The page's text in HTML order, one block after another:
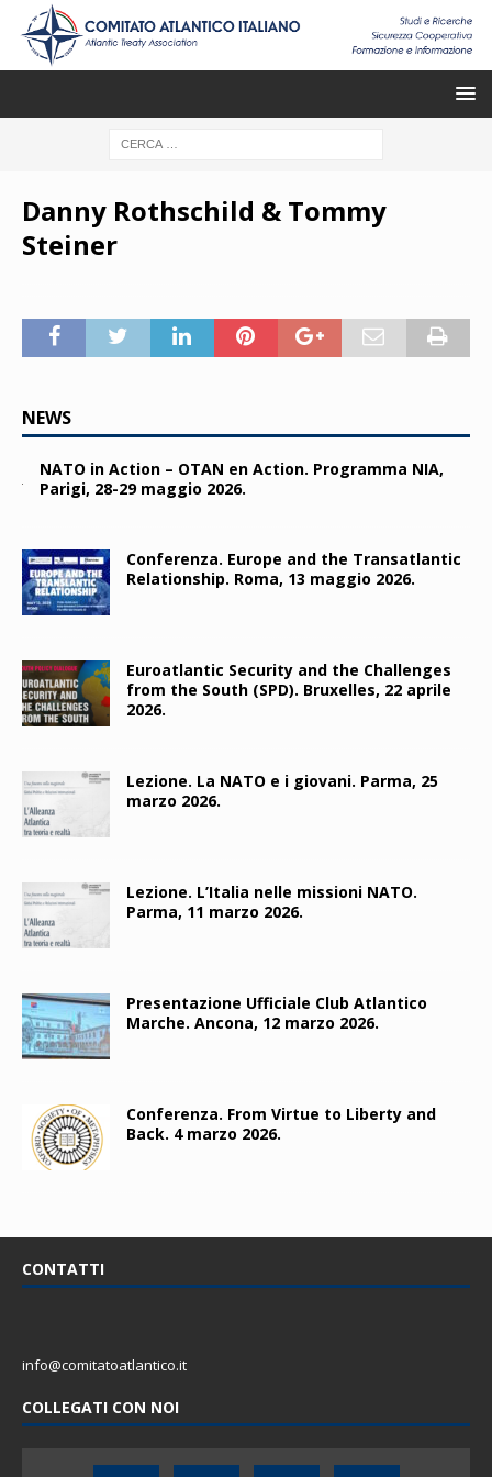
Danny Rothschild & Tommy
Steiner
NEWS
NATO in Action – OTAN en Action. Programma NIA,
Parigi, 28-29 maggio 2026.
Conferenza. Europe and the Transatlantic
Relationship. Roma, 13 maggio 2026.
Euroatlantic Security and the Challenges
from the South (SPD). Bruxelles, 22 aprile
2026.
Lezione. La NATO e i giovani. Parma, 25
marzo 2026.
Lezione. L’Italia nelle missioni NATO.
Parma, 11 marzo 2026.
Presentazione Ufficiale Club Atlantico
Marche. Ancona, 12 marzo 2026.
Conferenza. From Virtue to Liberty and
Back. 4 marzo 2026.
CONTATTI
info@comitatoatlantico.it
COLLEGATI CON NOI